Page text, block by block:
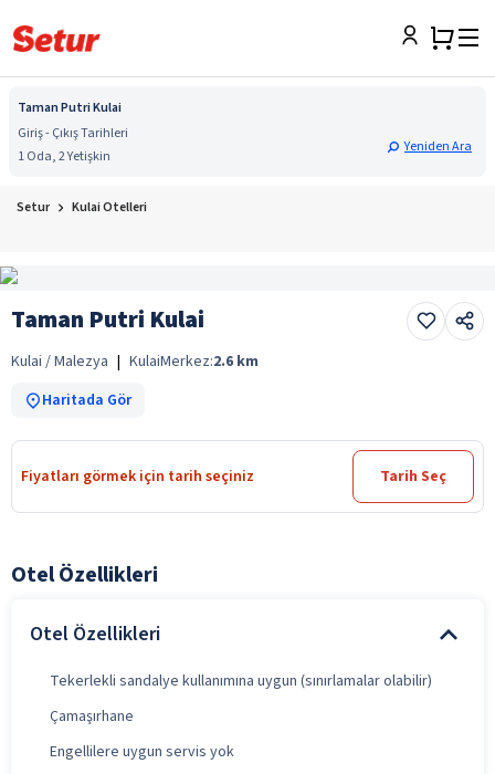
Taman Putri Kulai
Giriş - Çıkış Tarihleri
1 Oda, 2 Yetişkin
Yeniden Ara
Setur Kulai Otelleri
Taman Putri Kulai
Kulai / Malezya | KulaiMerkez:2.6 km
Haritada Gör
Fiyatları görmek için tarih seçiniz Tarih Seç
Otel Özellikleri
Otel Özellikleri
Tekerlekli sandalye kullanımına uygun (sınırlamalar olabilir)
Çamaşırhane
Engellilere uygun servis yok